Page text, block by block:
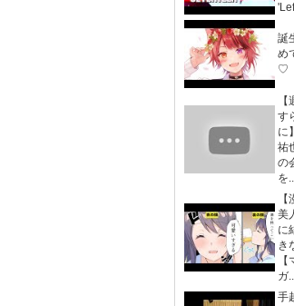
誕
め
♡
す
に
祐
の
を
【
美
に
き
ガ
手